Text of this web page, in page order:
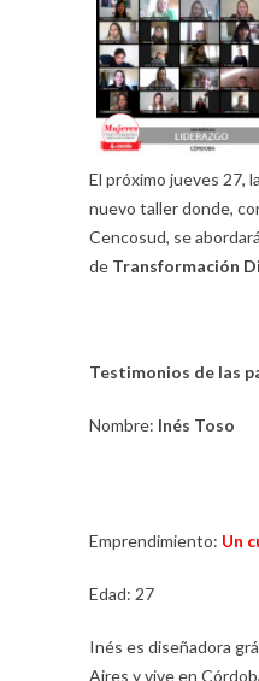
El próximo jueves 27,
nuevo taller donde,
Cencosud, se
de Transformación
Testimonios de las
Nombre: Inés Toso
Emprendimiento: Un
Edad: 27
Inés es diseñadora
Aires y vive en